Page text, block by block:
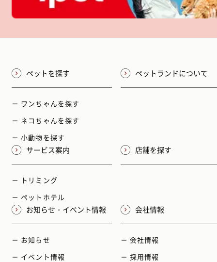
ペットを探す
－ ワンちゃんを探す
－ ネコちゃんを探す
－ 小動物を探す
ペットランドについて
サービス案内
－ トリミング
－ ペットホテル
店舗を探す
お知らせ・イベント情報
－ お知らせ
－ イベント情報
会社情報
－ 会社情報
－ 採用情報